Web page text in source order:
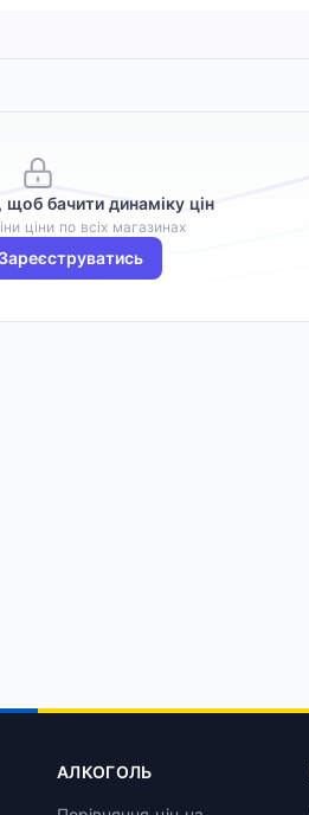
щоб бачити динаміку цін
ціни по всіх магазинах
АЛКОГОЛЬ